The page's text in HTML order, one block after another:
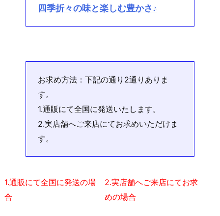
四季折々の味と楽しむ豊かさ♪
お求め方法：下記の通り2通りありま
す。
1.通販にて全国に発送いたします。
2.実店舗へご来店にてお求めいただけま
す。
1.通販にて全国に発送の場
合
2.実店舗へご来店にてお求
めの場合